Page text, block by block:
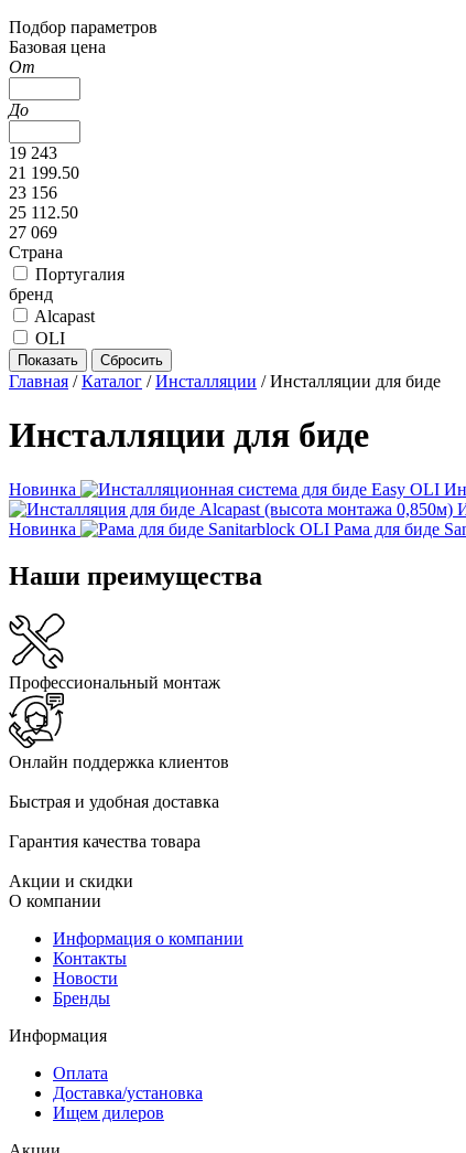
Подбор параметров
Базовая цена
От
До
19 243
21 199.50
23 156
25 112.50
27 069
Страна
Португалия
бренд
Alcapast
OLI
Главная /Каталог /Инсталляции /Инсталляции для биде
Инсталляции для биде
Новинка
Новинка
Рама для биде
Наши преимущества
Профессиональный монтаж
Онлайн поддержка клиентов
Быстрая и удобная доставка
Гарантия качества товара
Акции и скидки
О компании
Информация о компании
Контакты
Новости
Бренды
Информация
Оплата
Доставка/установка
Ищем дилеров